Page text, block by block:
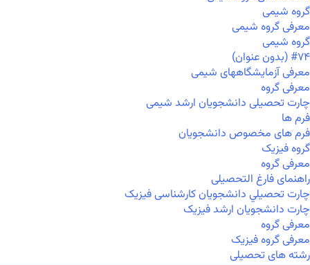
گروه شیمی
معرفی گروه شیمی
گروه شیمی
#۷۴ (بدون عنوان)
معرفی آزمایشگاههای شیمی
معرفی گروه
چارت تحصیلی دانشجویان ارشد شیمی
فرم ها
فرم های مخصوص دانشجویان
گروه فیزیک
معرفی گروه
راهنمای فارغ التحصیلی
چارت تحصيلي دانشجویان کارشناسی فیزیک
چارت دانشجویان ارشد فیزیک
معرفی گروه
معرفی گروه فیزیک
رشته های تحصیلی